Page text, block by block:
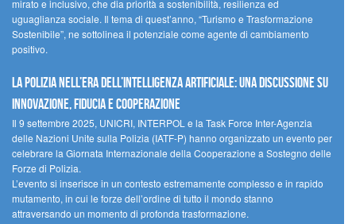
mirato e inclusivo, che dia priorità a sostenibilità, resilienza ed
uguaglianza sociale. Il tema di quest’anno, “Turismo e Trasformazione
Sostenibile”, ne sottolinea il potenziale come agente di cambiamento
positivo.
La polizia nell’era dell’Intelligenza Artificiale: una discussione su
innovazione, fiducia e cooperazione
Il 9 settembre 2025, UNICRI, INTERPOL e la Task Force Inter-Agenzia
delle Nazioni Unite sulla Polizia (IATF-P) hanno organizzato un evento per
celebrare la Giornata Internazionale della Cooperazione a Sostegno delle
Forze di Polizia.
L’evento si inserisce in un contesto estremamente complesso e in rapido
mutamento, in cui le forze dell’ordine di tutto il mondo stanno
attraversando un momento di profonda trasformazione.